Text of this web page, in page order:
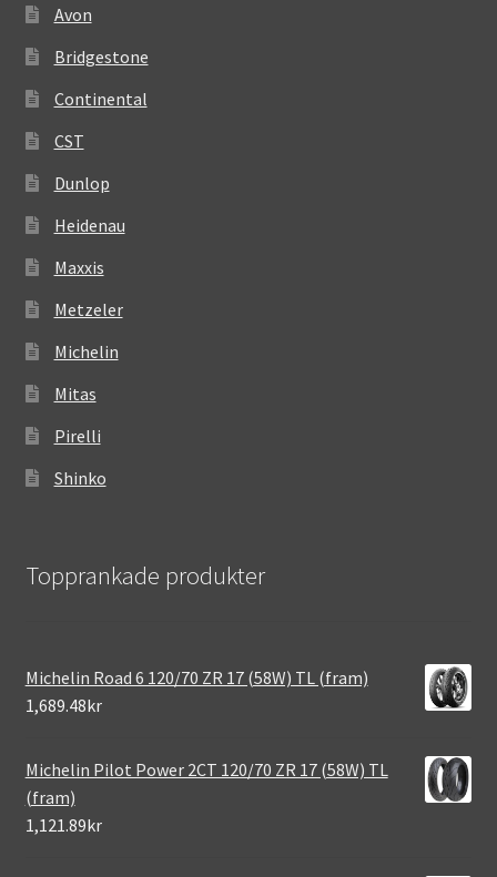
Avon
Bridgestone
Continental
CST
Dunlop
Heidenau
Maxxis
Metzeler
Michelin
Mitas
Pirelli
Shinko
Topprankade produkter
Michelin Road 6 120/70 ZR 17 (58W) TL (fram)
1,689.48kr
Michelin Pilot Power 2CT 120/70 ZR 17 (58W) TL
(fram)
1,121.89kr